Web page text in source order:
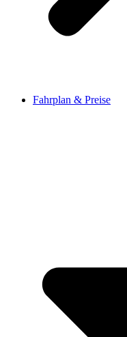
Fahrplan & Preise